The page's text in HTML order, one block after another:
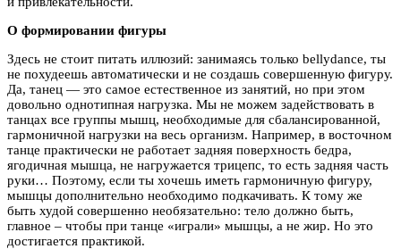
О формировании фигуры
Здесь не стоит питать иллюзий: занимаясь только bellydance, ты
не похудеешь автоматически и не создашь совершенную фигуру.
Да, танец — это самое естественное из занятий, но при этом
довольно однотипная нагрузка. Мы не можем задействовать в
танцах все группы мышц, необходимые для сбалансированной,
гармоничной нагрузки на весь организм. Например, в восточном
танце практически не работает задняя поверхность бедра,
ягодичная мышца, не нагружается трицепс, то есть задняя часть
руки… Поэтому, если ты хочешь иметь гармоничную фигуру,
мышцы дополнительно необходимо подкачивать. К тому же
быть худой совершенно необязательно: тело должно быть,
главное – чтобы при танце «играли» мышцы, а не жир. Но это
достигается практикой.